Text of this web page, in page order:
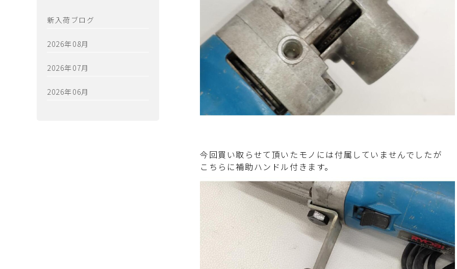
新入荷ブログ
2026年08月
2026年07月
2026年06月
今回買い取らせて頂いたモノには付属していませんでしたが
こちらに補助ハンドル付きます。